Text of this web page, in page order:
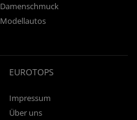
Damenschmuck
Modellautos
EUROTOPS
Impressum
Über uns